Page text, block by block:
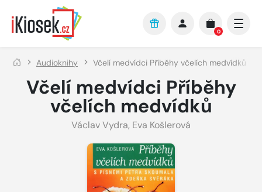
Přejít na hlavní obsah
0
Audioknihy Včelí medvídci Příběhy včelích medvídků
Včelí medvídci Příběhy
včelích medvídků
Václav Vydra, Eva Košlerová